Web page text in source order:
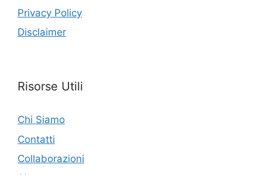
Privacy Policy
Disclaimer
Risorse Utili
Chi Siamo
Contatti
Collaborazioni